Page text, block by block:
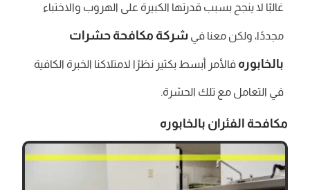
غالبًا لا ينجح بسبب قدرتها الكبيرة على الهروب والاختباء
مجددًا، ولكن معنا في شركة مكافحة حشرات
بالخابوره فالأمر أبسط بكثير نظرًا لامتلاكنا الخبرة الكافية
في التعامل مع تلك الحشرة.
مكافحة الفئران بالخابوره